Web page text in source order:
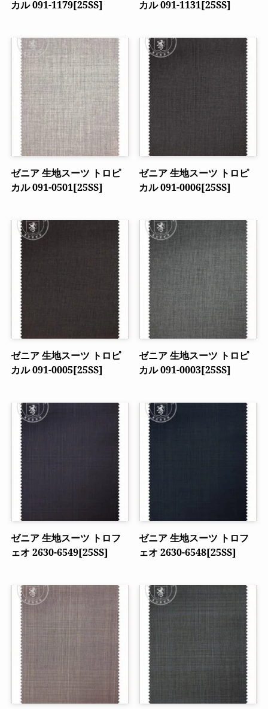
カル 091-1179[25SS]
カル 091-1131[25SS]
ゼニア 生地スーツ トロピ
カル 091-0501[25SS]
ゼニア 生地スーツ トロピ
カル 091-0006[25SS]
ゼニア 生地スーツ トロピ
カル 091-0005[25SS]
ゼニア 生地スーツ トロピ
カル 091-0003[25SS]
ゼニア 生地スーツ トロフ
ェオ 2630-6549[25SS]
ゼニア 生地スーツ トロフ
ェオ 2630-6548[25SS]